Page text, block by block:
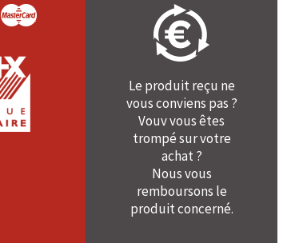
Le produit reçu ne
vous conviens pas ?
Vouv vous êtes
trompé sur votre
achat ?
Nous vous
remboursons le
produit concerné.